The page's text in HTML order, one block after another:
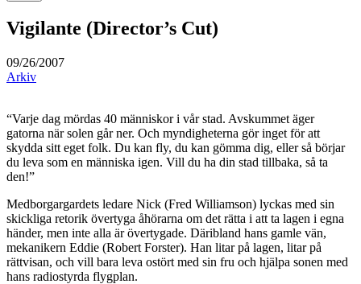
Vigilante (Director’s Cut)
09/26/2007
Arkiv
“Varje dag mördas 40 människor i vår stad. Avskummet äger
gatorna när solen går ner. Och myndigheterna gör inget för att
skydda sitt eget folk. Du kan fly, du kan gömma dig, eller så börjar
du leva som en människa igen. Vill du ha din stad tillbaka, så ta
den!”
Medborgargardets ledare Nick (Fred Williamson) lyckas med sin
skickliga retorik övertyga åhörarna om det rätta i att ta lagen i egna
händer, men inte alla är övertygade. Däribland hans gamle vän,
mekanikern Eddie (Robert Forster). Han litar på lagen, litar på
rättvisan, och vill bara leva ostört med sin fru och hjälpa sonen med
hans radiostyrda flygplan.